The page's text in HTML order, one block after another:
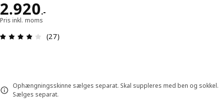
2.920.-
Pris 2920.-
Pris inkl. moms
Anmeldelse: 3.9 Ud af 5 Stjerner. Anmeldelser i
(27)
Ophængningsskinne sælges separat. Skal suppleres med ben og sokkel.
Sælges separat.